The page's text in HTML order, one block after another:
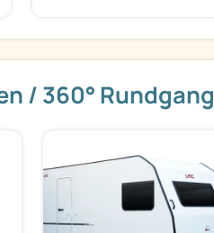
/ 360° Rundgang